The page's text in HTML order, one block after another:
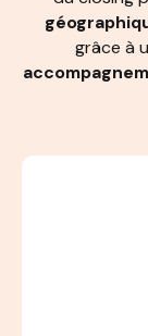
grâce à